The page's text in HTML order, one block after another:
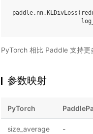
paddle. nn. KLDivLoss (
PyTorch 相比 Paddle 支持更
参数映射
PyTorch
size_average -